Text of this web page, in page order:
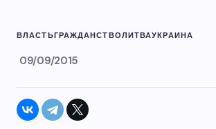
ВЛАСТЬГРАЖДАНСТВОЛИТВАУКРАИНА
09/09/2015